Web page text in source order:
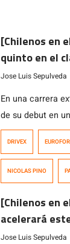
quien tras
[Chilenos en
quinto en el
Jose Luis Sepulveda
En una carrera
de su debut en
casi no cometió
puntos y
resultado en
correr esta
DRIVEX
NICOLAS PINO
[Chilenos en
acelerará
callejero de
Jose Luis Sepulveda